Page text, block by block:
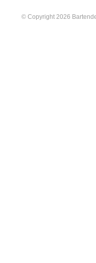
© Copyright 2026